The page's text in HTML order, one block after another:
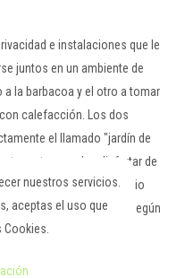
e instalaciones que le
juntos en un ambiente de
la barbacoa y el otro a tomar
calefacción. Los dos
el llamado "jardín de
patas pueden disfrutar de
preparado. El amplio
del resto del jardín según
solicitar servicios
nuestros servicios.
aceptas el uso que